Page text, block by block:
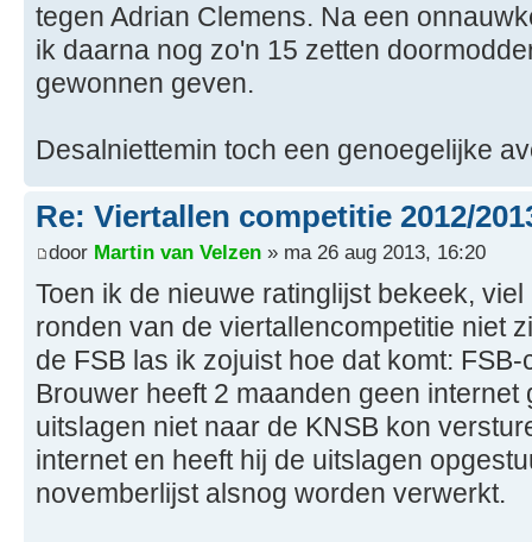
tegen Adrian Clemens. Na een
ik daarna nog zo'n 15 zetten
gewonnen geven.
Desalniettemin toch een genoegelijke
Re: Viertallen competitie 2012/
door Martin van Velzen » ma 26 aug 2013, 16:20
Toen ik de nieuwe ratinglijst bekeek,
ronden van de viertallencompetitie niet
de FSB las ik zojuist hoe dat komt:
Brouwer heeft 2 maanden geen internet
uitslagen niet naar de KNSB kon
internet en heeft hij de uitslagen
novemberlijst alsnog worden verwerkt.